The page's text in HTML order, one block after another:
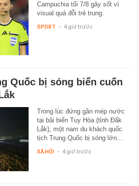
Campuchia tối 7/8 gây sốt vì
visual quá đỗi trẻ trung.
SPORT - 4 giờ trước
Quốc bị sóng biển cuốn
Trong lúc đứng gần mép nước
tại bãi biển Tuy Hòa (tỉnh Đắk
Lắk), một nam du khách quốc
tịch Trung Quốc bị sóng lớn…
XÃ HỘI - 4 giờ trước